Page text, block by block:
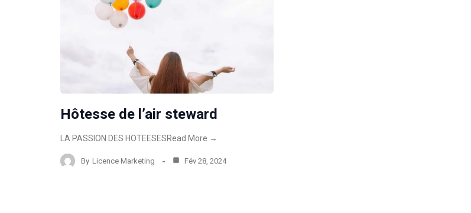
Hôtesse de l’air steward
LA PASSION DES HOTEESESRead More →
By Licence Marketing Fév 28, 2024